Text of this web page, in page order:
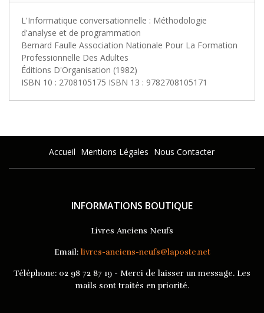
L'Informatique conversationnelle : Méthodologie
d'analyse et de programmation
Bernard Faulle Association Nationale Pour La Formation
Professionnelle Des Adultes
Éditions D'Organisation (1982)
ISBN 10 : 2708105175 ISBN 13 : 9782708105171
Accueil Mentions Légales Nous Contacter
INFORMATIONS BOUTIQUE
Livres Anciens Neufs
Email: livres-anciens-neufs@laposte.net
Téléphone: 02 98 72 87 19 - Merci de laisser un message. Les
mails sont traités en priorité.